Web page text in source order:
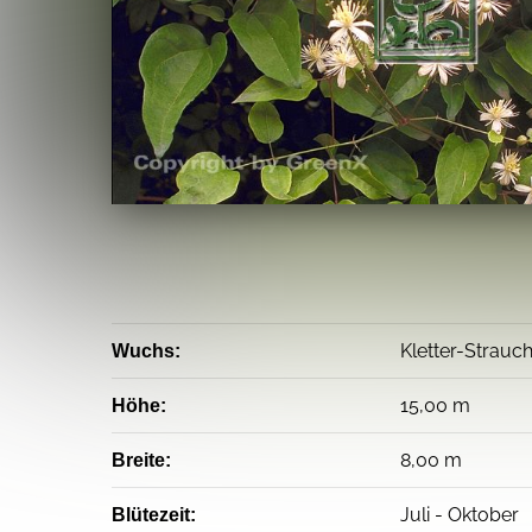
Wuchs: Kletter-
Höhe: 15,00 m
Breite: 8,00 m
Blütezeit: Juli - Oktober